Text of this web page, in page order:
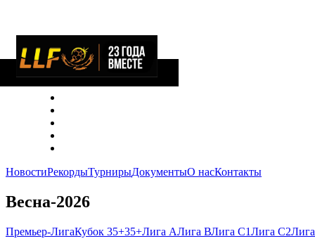
НовостиРекордыТурнирыДокументыО насКонтакты
Весна-2026
Премьер-ЛигаКубок 35+35+Лига АЛига ВЛига C1Лига C2